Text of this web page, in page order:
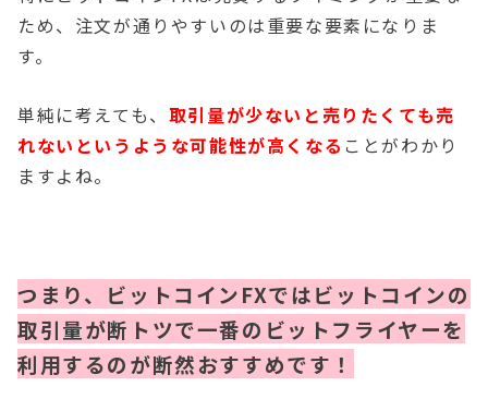
ため、注文が通りやすいのは重要な要素になりま
す。
単純に考えても、 取引量が少ないと売りたくても売
れないというような可能性が高くなる ことがわかり
ますよね。
つまり、ビットコインFXではビットコインの
取引量が断トツで一番のビットフライヤーを
利用するのが断然おすすめです！